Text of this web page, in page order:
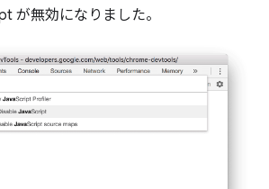
が無効になりました。